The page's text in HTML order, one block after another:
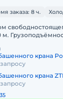
заказа: 8 ч.
крана
крана